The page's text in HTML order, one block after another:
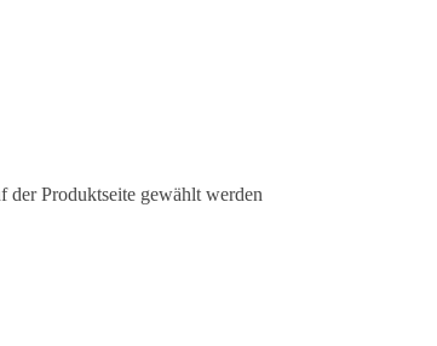
der Produktseite gewählt werden